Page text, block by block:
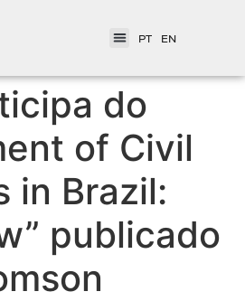
PT EN
do
of Civil
in Brazil:
publicado